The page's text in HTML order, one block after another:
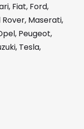
, Fiat, Ford,
Rover, Maserati,
, Peugeot,
, Tesla,